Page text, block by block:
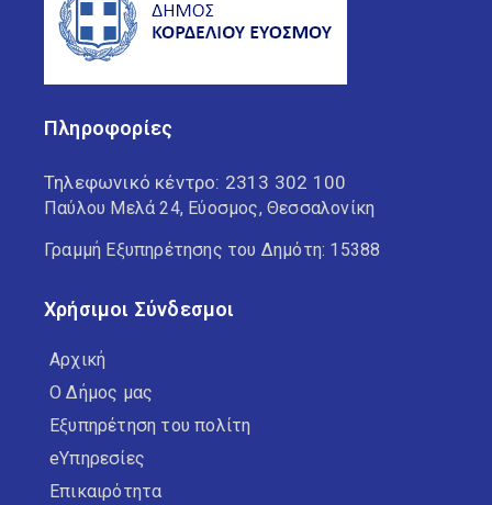
Πληροφορίες
Τηλεφωνικό κέντρο: 2313 302 100
Παύλου Μελά 24, Εύοσμος, Θεσσαλονίκη
Γραμμή Εξυπηρέτησης του Δημότη: 15388
Χρήσιμοι Σύνδεσμοι
Αρχική
Ο Δήμος μας
Εξυπηρέτηση του πολίτη
eΥπηρεσίες
Επικαιρότητα